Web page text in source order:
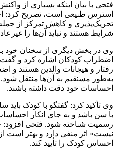
فتحی با بیان اینکه بسیاری از
استرس طبیعی است، تصریح کرد:
تحریک‌پذیری و کاهش تمرکز از
شرایط هستند و نباید آن‌ها را
وی در بخش دیگری از سخنان خود
اضطراب کودکان اشاره کرد و
رفتار و هیجانات والدین هستند و
به‌طور مستقیم به آن‌ها منتقل شود.
احساسات خود دقت داشته باشند.
وی تأکید کرد: گفتگو با کودک باید
با سن باشد و به جای انکار
رسمیت شناخته شود. فتحی افزود:
نیست» اثر منفی دارد و بهتر است
احساس کودک را تأیید کند.